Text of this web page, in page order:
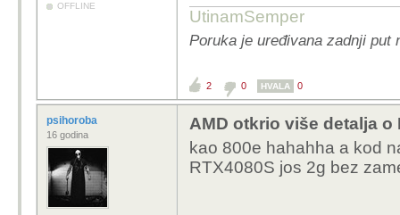
OFFLINE
UtinamSemper
Poruka je uređivana zadnji put
2 0 HVALA 0
psihoroba
16 godina
AMD otkrio više detalja o
kao 800e hahahha a kod
RTX4080S jos 2g bez